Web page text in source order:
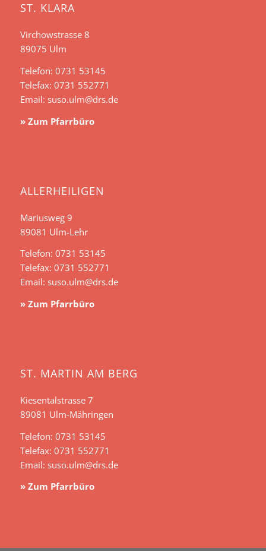
ST. KLARA
Virchowstrasse 8
89075 Ulm
Telefon: 0731 53145
Telefax: 0731 552771
Email: suso.ulm@drs.de
» Zum Pfarrbüro
ALLERHEILIGEN
Mariusweg 9
89081 Ulm-Lehr
Telefon: 0731 53145
Telefax: 0731 552771
Email: suso.ulm@drs.de
» Zum Pfarrbüro
ST. MARTIN AM BERG
Kiesentalstrasse 7
89081 Ulm-Mähringen
Telefon: 0731 53145
Telefax: 0731 552771
Email: suso.ulm@drs.de
» Zum Pfarrbüro